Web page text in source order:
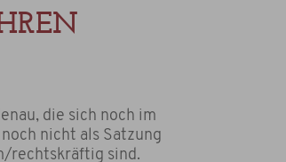
die sich noch im
nicht als Satzung
rechtskräftig sind.